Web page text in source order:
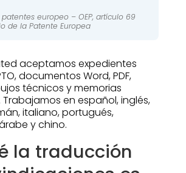
europeo – OEP, artículo 69
de la Patente Europea
aceptamos expedientes
documentos Word, PDF,
técnicos y memorias
en español, inglés,
italiano, portugués,
y chino.
la traducción